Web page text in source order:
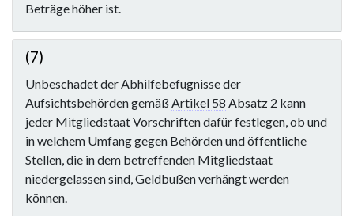
Beträge höher ist.
(7)
Unbeschadet der Abhilfebefugnisse der
Aufsichtsbehörden gemäßArtikel 58 Absatz 2 kann
jeder Mitgliedstaat Vorschriften dafür festlegen, ob und
in welchem Umfang gegen Behörden und öffentliche
Stellen, die in dem betreffenden Mitgliedstaat
niedergelassen sind, Geldbußen verhängt werden
können.